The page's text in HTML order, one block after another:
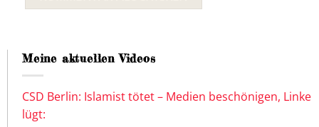
Meine aktuellen Videos
CSD Berlin: Islamist tötet – Medien beschönigen, Linke
lügt: